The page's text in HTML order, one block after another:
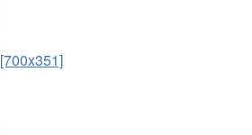
[700x351]